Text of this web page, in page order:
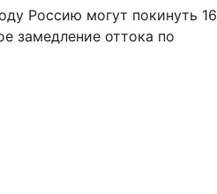
Россию могут покинуть 16
замедление оттока по